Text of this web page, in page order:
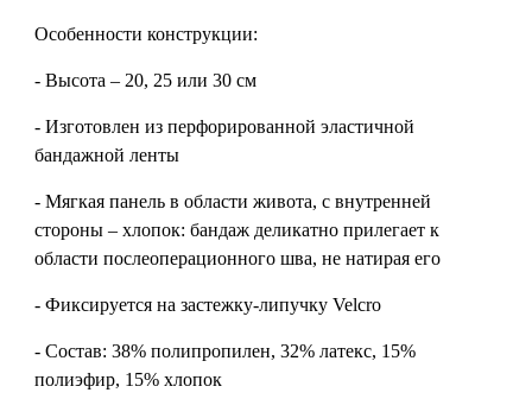
Особенности конструкции:
- Высота – 20, 25 или 30 см
- Изготовлен из перфорированной эластичной
бандажной ленты
- Мягкая панель в области живота, с внутренней
стороны – хлопок: бандаж деликатно прилегает к
области послеоперационного шва, не натирая его
- Фиксируется на застежку-липучку Velcro
- Состав: 38% полипропилен, 32% латекс, 15%
полиэфир, 15% хлопок